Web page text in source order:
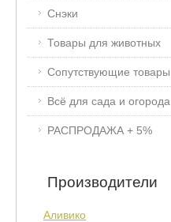
Снэки
Товары для животных
Сопутствующие товары
Всё для сада и огорода
РАСПРОДАЖА + 5%
Производители
Аливико